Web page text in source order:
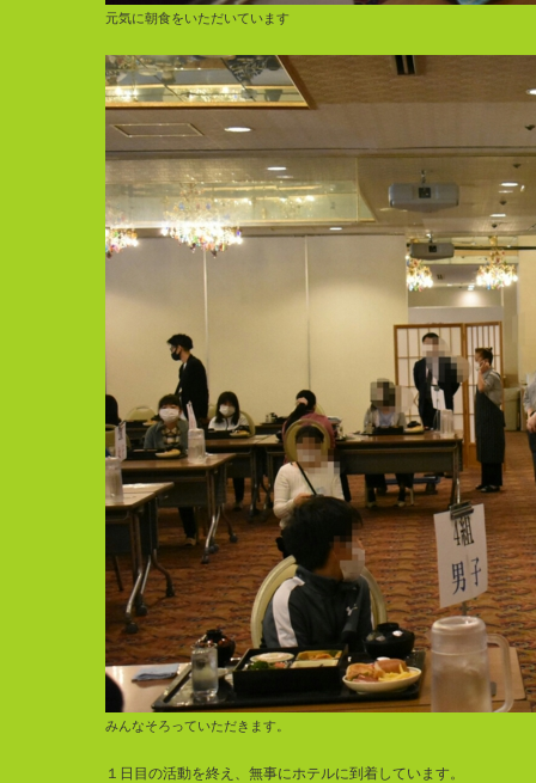
元気に朝食をいただいています
みんなそろっていただきます。
１日目の活動を終え、無事にホテルに到着しています。